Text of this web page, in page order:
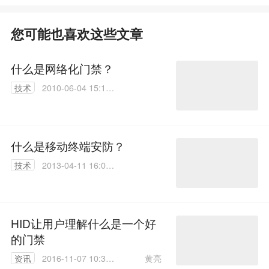
您可能也喜欢这些文章
什么是网络化门禁？
技术
2010-06-04 15:18:
什么是移动终端安防？
技术
2013-04-11 16:07:
HID让用户理解什么是一个好
的门禁
资讯
2016-11-07 10:31:
黄亮